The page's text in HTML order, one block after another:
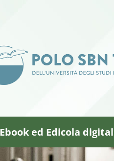
Ebook ed Edicola